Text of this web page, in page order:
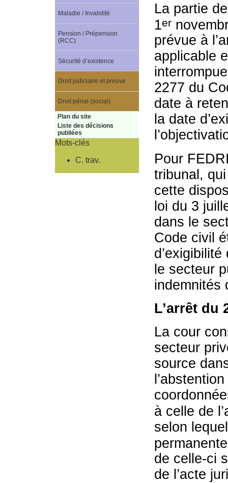
La partie
1er
prévue à
applicable
2277 du
date à
la date
Pour
tribunal,
cette
loi du 3
dans le
Code civil
le secteur
indemnités
L’arrêt du
La cour
secteur
source
à celle de
selon
de celle-ci
de l’acte
Maladie / Invalidité
Pension / Prépension
(RCC)
Sécurité d’existence
Droit judiciaire et preuve
Droit pénal (social)
Plan du site
Liste des décisions
publiées
Mots-clés
C. trav.